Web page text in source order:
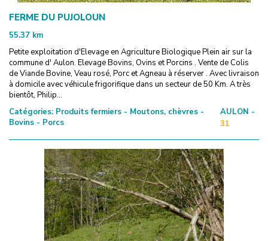
FERME DU PUJOLOUN
55.37 km
Petite exploitation d'Elevage en Agriculture Biologique Plein air sur la
commune d' Aulon. Elevage Bovins, Ovins et Porcins . Vente de Colis
de Viande Bovine, Veau rosé, Porc et Agneau à réserver . Avec livraison
à domicile avec véhicule frigorifique dans un secteur de 50 Km. A très
bientôt, Philip...
Catégories: Produits fermiers - Moutons, chèvres -
Bovins - Porcs
AULON -
31